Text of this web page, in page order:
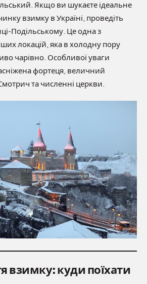
Якщо ви шукаєте ідеальне
взимку в Україні, проведіть
Подільському. Це одна з
локацій, яка в холодну пору
чарівно. Особливої уваги
фортеця, величний
та численні церкви.
взимку: куди поїхати